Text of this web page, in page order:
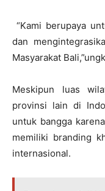
“Kami berupaya
dan
Masyarakat
Meskipun luas
provinsi lain di
untuk bangga
memiliki branding
internasional.